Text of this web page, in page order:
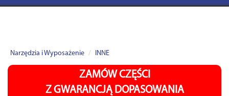
Narzędzia i Wyposażenie INNE
ZAMÓW CZĘŚCI
Z GWARANCJĄ DOPASOWANIA